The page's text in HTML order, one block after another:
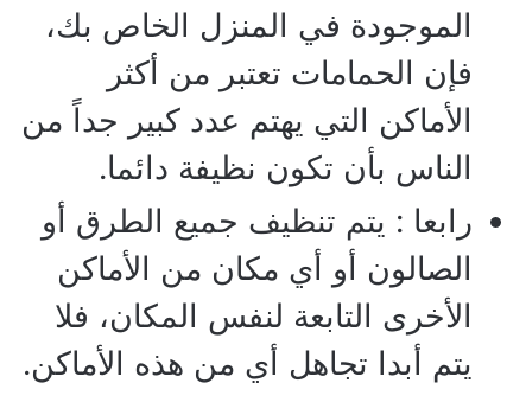
الموجودة في المنزل الخاص بك،
فإن الحمامات تعتبر من أكثر
الأماكن التي يهتم عدد كبير جداً من
الناس بأن تكون نظيفة دائما.
رابعا : يتم تنظيف جميع الطرق أو
الصالون أو أي مكان من الأماكن
الأخرى التابعة لنفس المكان، فلا
يتم أبدا تجاهل أي من هذه الأماكن.